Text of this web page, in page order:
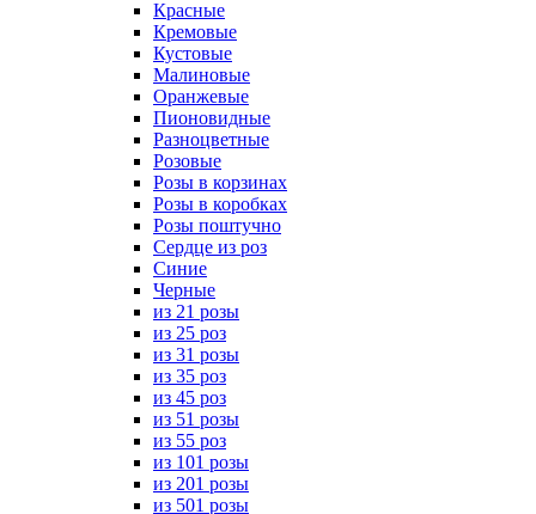
Красные
Кремовые
Кустовые
Малиновые
Оранжевые
Пионовидные
Разноцветные
Розовые
Розы в корзинах
Розы в коробках
Розы поштучно
Сердце из роз
Синие
Черные
из 21 розы
из 25 роз
из 31 розы
из 35 роз
из 45 роз
из 51 розы
из 55 роз
из 101 розы
из 201 розы
из 501 розы